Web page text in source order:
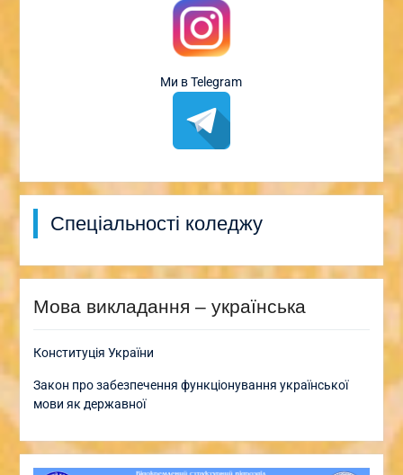
Ми в Telegram
Спеціальності коледжу
Мова викладання – українська
Конституція України
Закон про забезпечення функціонування української
мови як державної